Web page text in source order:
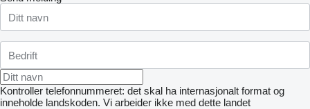
Kontroller telefonnummeret: det skal ha internasjonalt format og
inneholde landskoden. Vi arbeider ikke med dette landet